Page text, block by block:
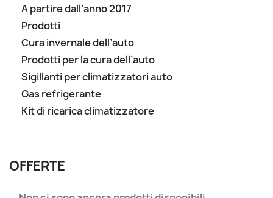
A partire dall’anno 2017
Prodotti
Cura invernale dell’auto
Prodotti per la cura dell’auto
Sigillanti per climatizzatori auto
Gas refrigerante
Kit di ricarica climatizzatore
OFFERTE